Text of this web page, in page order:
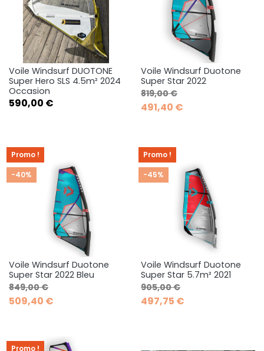
Voile Windsurf DUOTONE
Super Hero SLS 4.5m² 2024
Occasion
Prix
590,00 €
Voile Windsurf Duotone
Super Star 2022
Prix de base
819,00 €Prix
491,40 €
Voile Windsurf Duotone
Super Star 2022 Bleu
Prix de base
849,00 €Prix
509,40 €
Promo !
-40%
Voile Windsurf Duotone
Super Star 5.7m² 2021
Prix de base
905,00 €Prix
497,75 €
Promo !
-45%
Promo !